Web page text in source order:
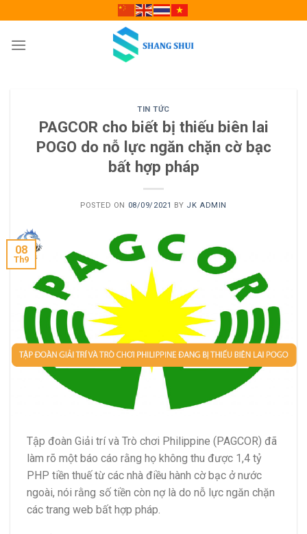
to
content
TIN TỨC
PAGCOR cho biết bị thiếu biên lai
POGO do nỗ lực ngăn chặn cờ bạc
bất hợp pháp
POSTED ON 08/09/2021 BY JK ADMIN
08
Th9
Tập đoàn Giải trí và Trò chơi Philippine (PAGCOR) đã
làm rõ một báo cáo rằng họ không thu được 1,4 tỷ
PHP tiền thuế từ các nhà điều hành cờ bạc ở nước
ngoài, nói rằng số tiền còn nợ là do nỗ lực ngăn chặn
các trang web bất hợp pháp.